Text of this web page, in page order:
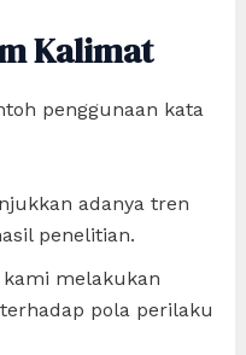
Kalimat
penggunaan kata
adanya tren
penelitian.
melakukan
pola perilaku